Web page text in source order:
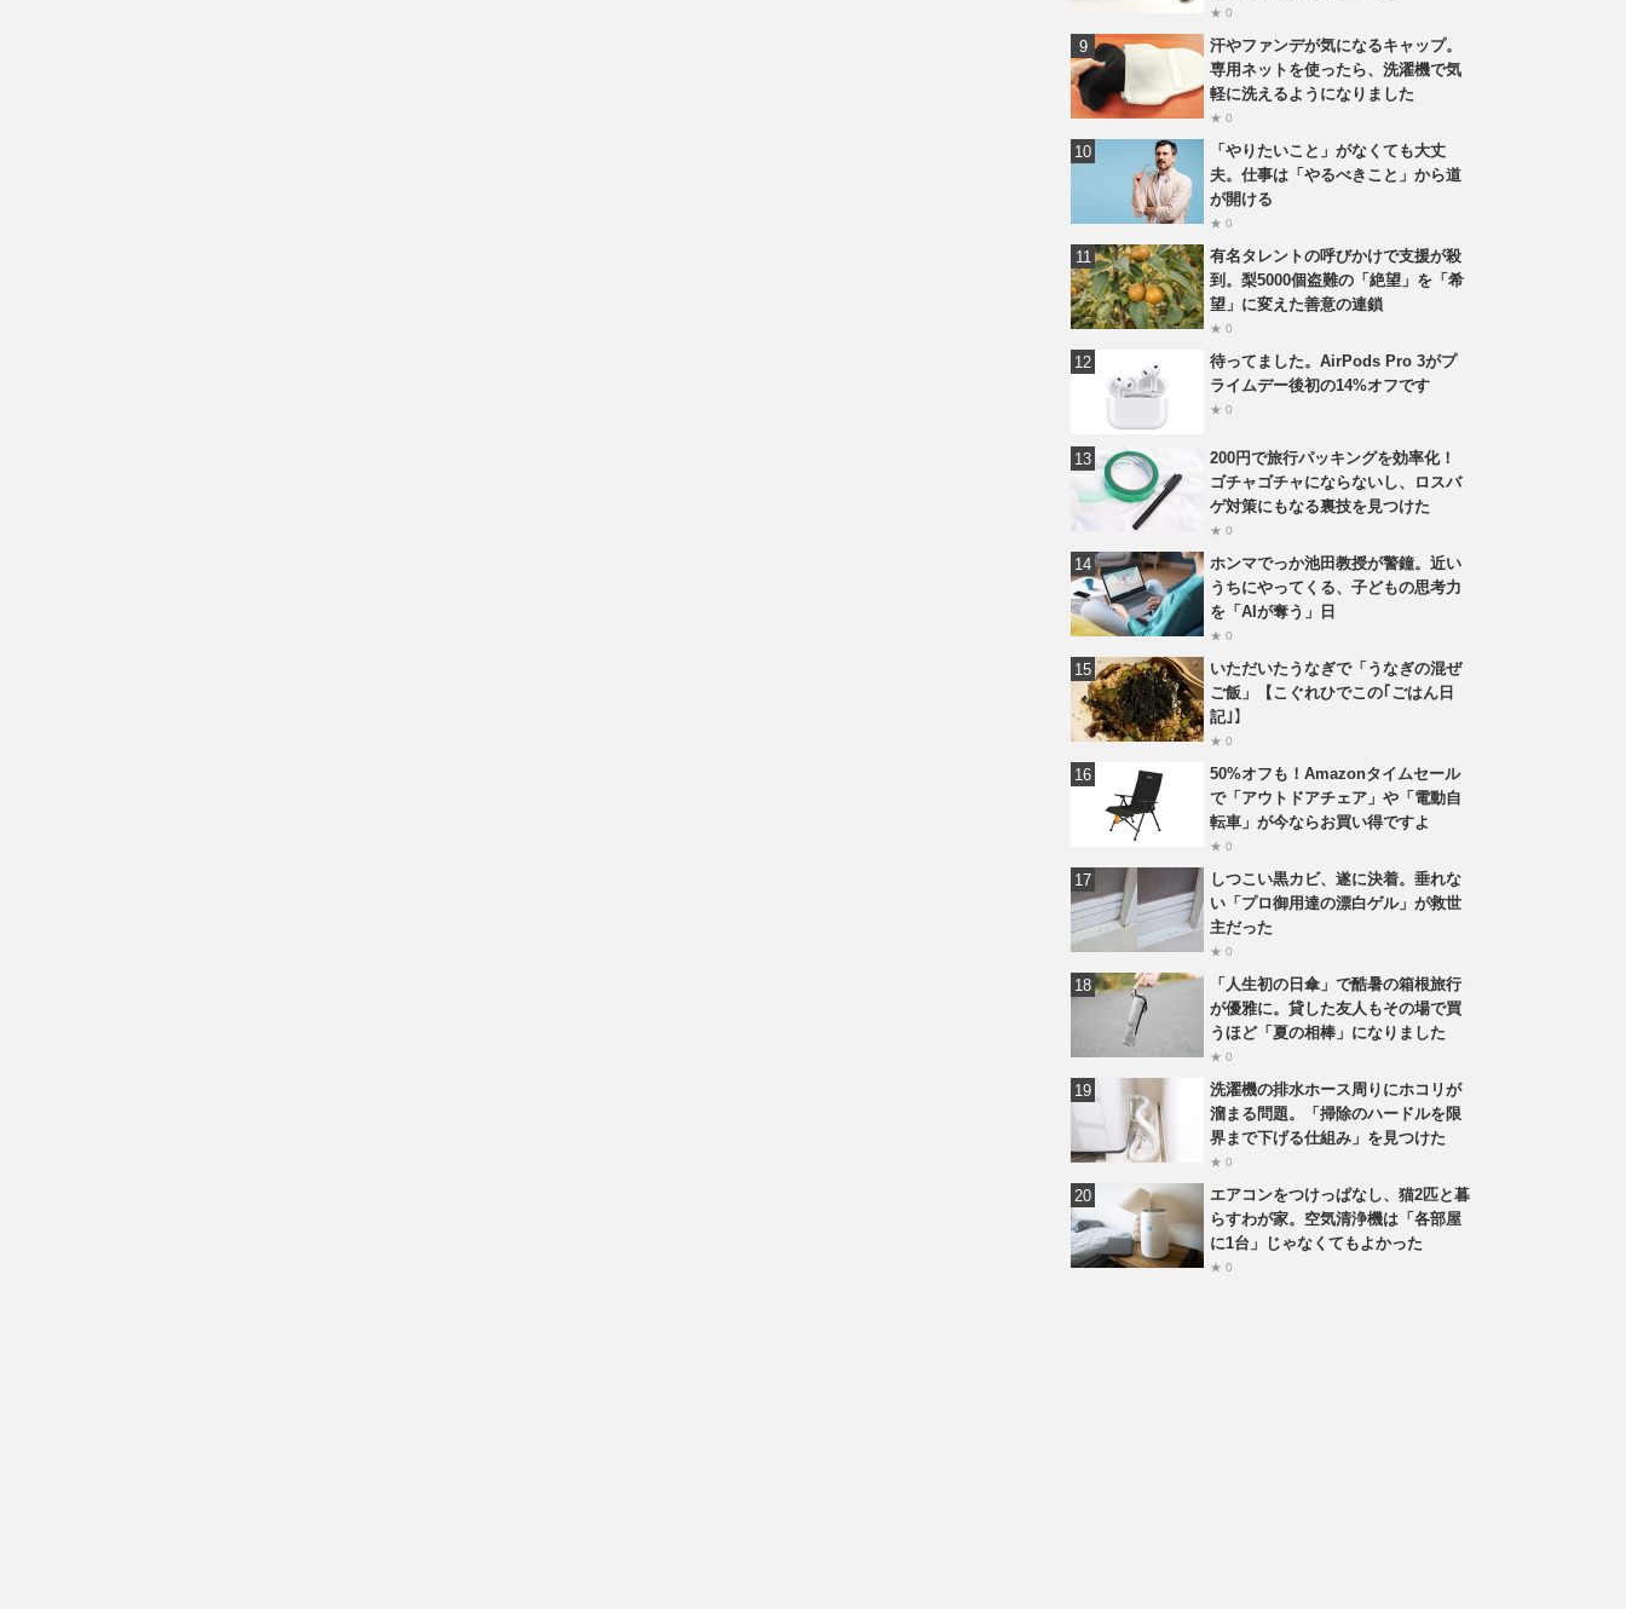
★ 0
汗やファンデが気になるキャップ。
専用ネットを使ったら、洗濯機で気
軽に洗えるようになりました
★ 0
「やりたいこと」がなくても大丈
夫。仕事は「やるべきこと」から道
が開ける
★ 0
有名タレントの呼びかけで支援が殺
到。梨5000個盗難の「絶望」を「希
望」に変えた善意の連鎖
★ 0
待ってました。AirPods Pro 3がプ
ライムデー後初の14%オフです
★ 0
200円で旅行パッキングを効率化！
ゴチャゴチャにならないし、ロスバ
ゲ対策にもなる裏技を見つけた
★ 0
ホンマでっか池田教授が警鐘。近い
うちにやってくる、子どもの思考力
を「AIが奪う」日
★ 0
いただいたうなぎで「うなぎの混ぜ
ご飯」【こぐれひでこの｢ごはん日
記｣】
★ 0
50%オフも！Amazonタイムセール
で「アウトドアチェア」や「電動自
転車」が今ならお買い得ですよ
★ 0
しつこい黒カビ、遂に決着。垂れな
い「プロ御用達の漂白ゲル」が救世
主だった
★ 0
「人生初の日傘」で酷暑の箱根旅行
が優雅に。貸した友人もその場で買
うほど「夏の相棒」になりました
★ 0
洗濯機の排水ホース周りにホコリが
溜まる問題。「掃除のハードルを限
界まで下げる仕組み」を見つけた
★ 0
エアコンをつけっぱなし、猫2匹と暮
らすわが家。空気清浄機は「各部屋
に1台」じゃなくてもよかった
★ 0